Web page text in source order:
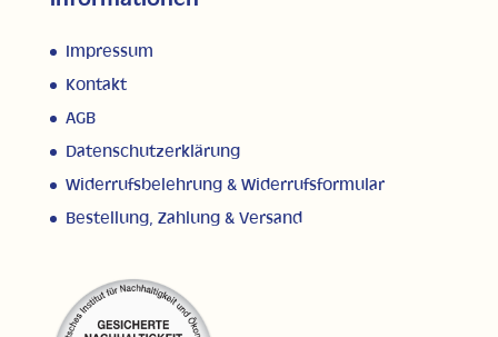
Impressum
Kontakt
AGB
Datenschutzerklärung
Widerrufsbelehrung & Widerrufsformular
Bestellung, Zahlung & Versand